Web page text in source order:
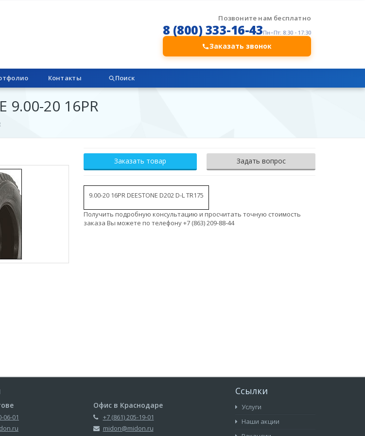
Позвоните нам бесплатно
8 (800) 333-16-43Пн–Пт: 8:30 - 17:30
Заказать звонок
Контакты Поиск
9.00-20 16PR
Заказать товар Задать вопрос
9.00-20 16PR DEESTONE D202 D-L TR175
Получить подробную консультацию и просчитать точную стоимость
заказа Вы можете по телефону +7 (863) 209-88-44
06-01
Офис в Краснодаре
+7 (861) 205-19-01
midon@midon.ru
Ссылки
Услуги
Наши акции